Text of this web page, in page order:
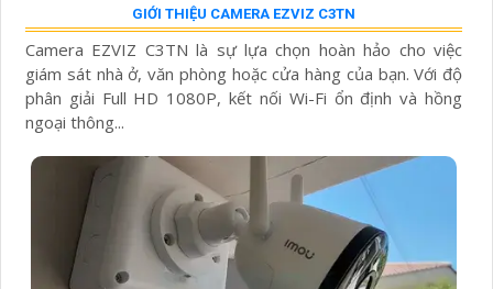
GIỚI THIỆU CAMERA EZVIZ C3TN
Camera EZVIZ C3TN là sự lựa chọn hoàn hảo cho việc
giám sát nhà ở, văn phòng hoặc cửa hàng của bạn. Với độ
phân giải Full HD 1080P, kết nối Wi-Fi ổn định và hồng
ngoại thông...